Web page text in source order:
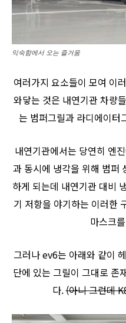
익숙함에서 오는 즐거움
여러가지 요소들이 모여 이
와닿는 것은 내연기관 차량
는 범퍼그릴과 라디에이터
내연기관에서는 당연히 엔
과 동시에 냉각을 위해 범퍼
하게 되는데 내연기관 대비
기 저항을 야기하는 이러한
마스크
그러나 ev6는 아래와 같이
단에 있는 그릴이 그대로 존
다.(아니 그런데